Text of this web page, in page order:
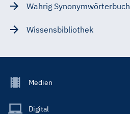
Wahrig Synonymwörterbuch
Wissensbibliothek
Footer
Main
Medien
Digital